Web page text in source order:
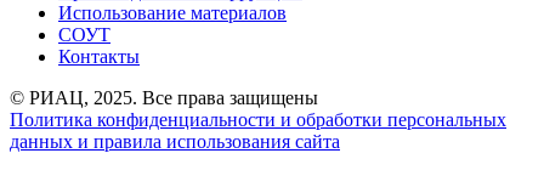
Использование материалов
СОУТ
Контакты
© РИАЦ, 2025. Все права защищены
Политика конфиденциальности и обработки персональных
данных и правила использования сайта